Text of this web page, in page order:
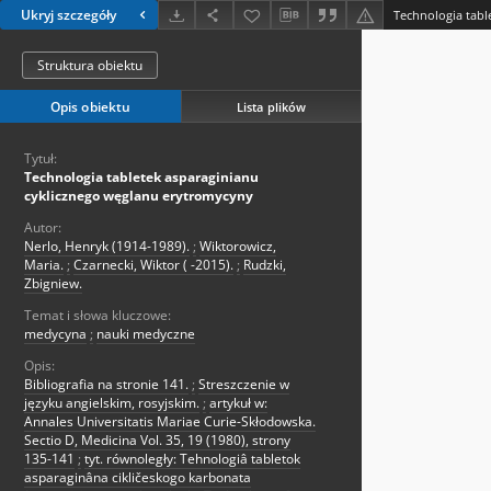
Ukryj szczegóły
Struktura obiektu
Opis obiektu Lista plików
Tytuł:
Technologia tabletek asparaginianu
cyklicznego węglanu erytromycyny
Autor:
Nerlo, Henryk (1914-1989). ; Wiktorowicz,
Maria. ; Czarnecki, Wiktor ( -2015). ; Rudzki,
Zbigniew.
Temat i słowa kluczowe:
medycyna ; nauki medyczne
Opis:
Bibliografia na stronie 141. ; Streszczenie w
języku angielskim, rosyjskim. ; artykuł w:
Annales Universitatis Mariae Curie-Skłodowska.
Sectio D, Medicina Vol. 35, 19 (1980), strony
135-141 ; tyt. równoległy: Tehnologiâ tabletok
asparaginâna cikličeskogo karbonata